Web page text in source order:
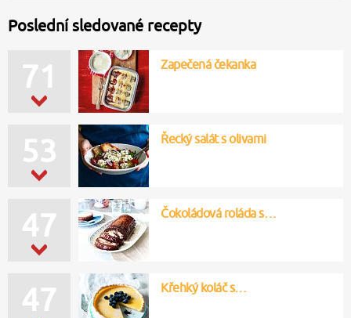
Poslední sledované recepty
71 Zapečená čekanka
53 Řecký salát s olivami
47 Čokoládová roláda s…
47 Křehký koláč s…